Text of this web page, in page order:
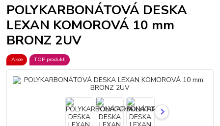
POLYKARBONÁTOVÁ DESKA
LEXAN KOMOROVÁ 10 mm
BRONZ 2UV
Akce TOP produkt